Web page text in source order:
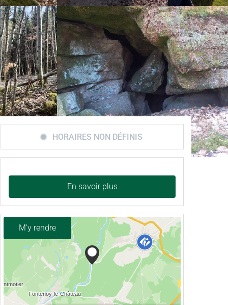
HORAIRES NON DÉFINIS
En savoir plus
M'y rendre